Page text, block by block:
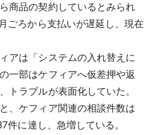
商品の契約しているとみられ
ごろから支払いが遅延し、現在
アは「システムの入れ替えに
一部はケフィアへ仮差押や返
トラブルが表面化していた。
、ケフィア関連の相談件数は
件に達し、急増している。